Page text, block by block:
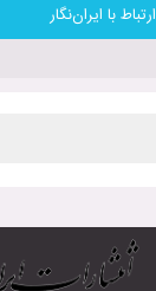
ارتباط با ایران‌نگار